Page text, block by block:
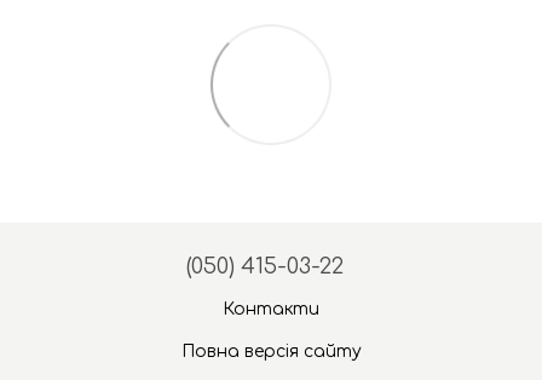
(050) 415-03-22
Контакти
Повна версія сайту